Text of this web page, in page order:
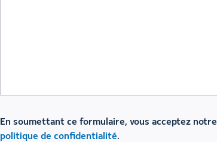
En soumettant ce formulaire, vous acceptez notre
politique de confidentialité.